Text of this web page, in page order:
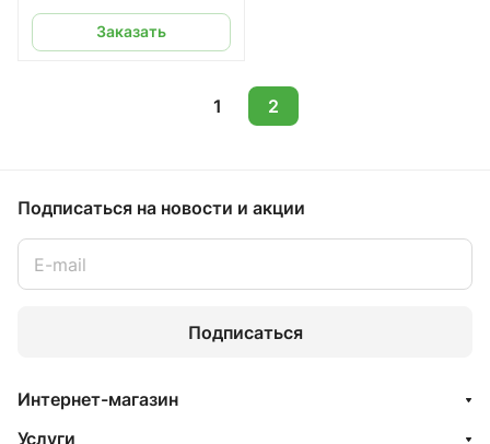
Заказать
1 2
Подписаться на новости и акции
Подписаться
Интернет-магазин
Услуги